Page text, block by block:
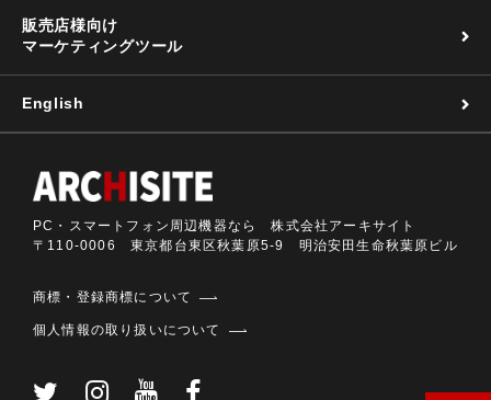
販売店様向け
マーケティングツール
English
PC・スマートフォン周辺機器なら 株式会社アーキサイト
〒110-0006 東京都台東区秋葉原5-9 明治安田生命秋葉原ビル
商標・登録商標について
個人情報の取り扱いについて